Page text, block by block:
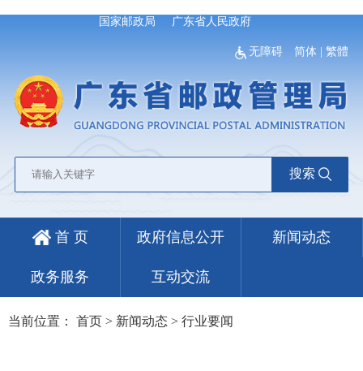
国家邮政局 广东省人民政府
无障碍 简体 |繁體
搜索
首 页 政府信息公开 新闻动态
政务服务 互动交流
当前位置： 首页 > 新闻动态 > 行业要闻